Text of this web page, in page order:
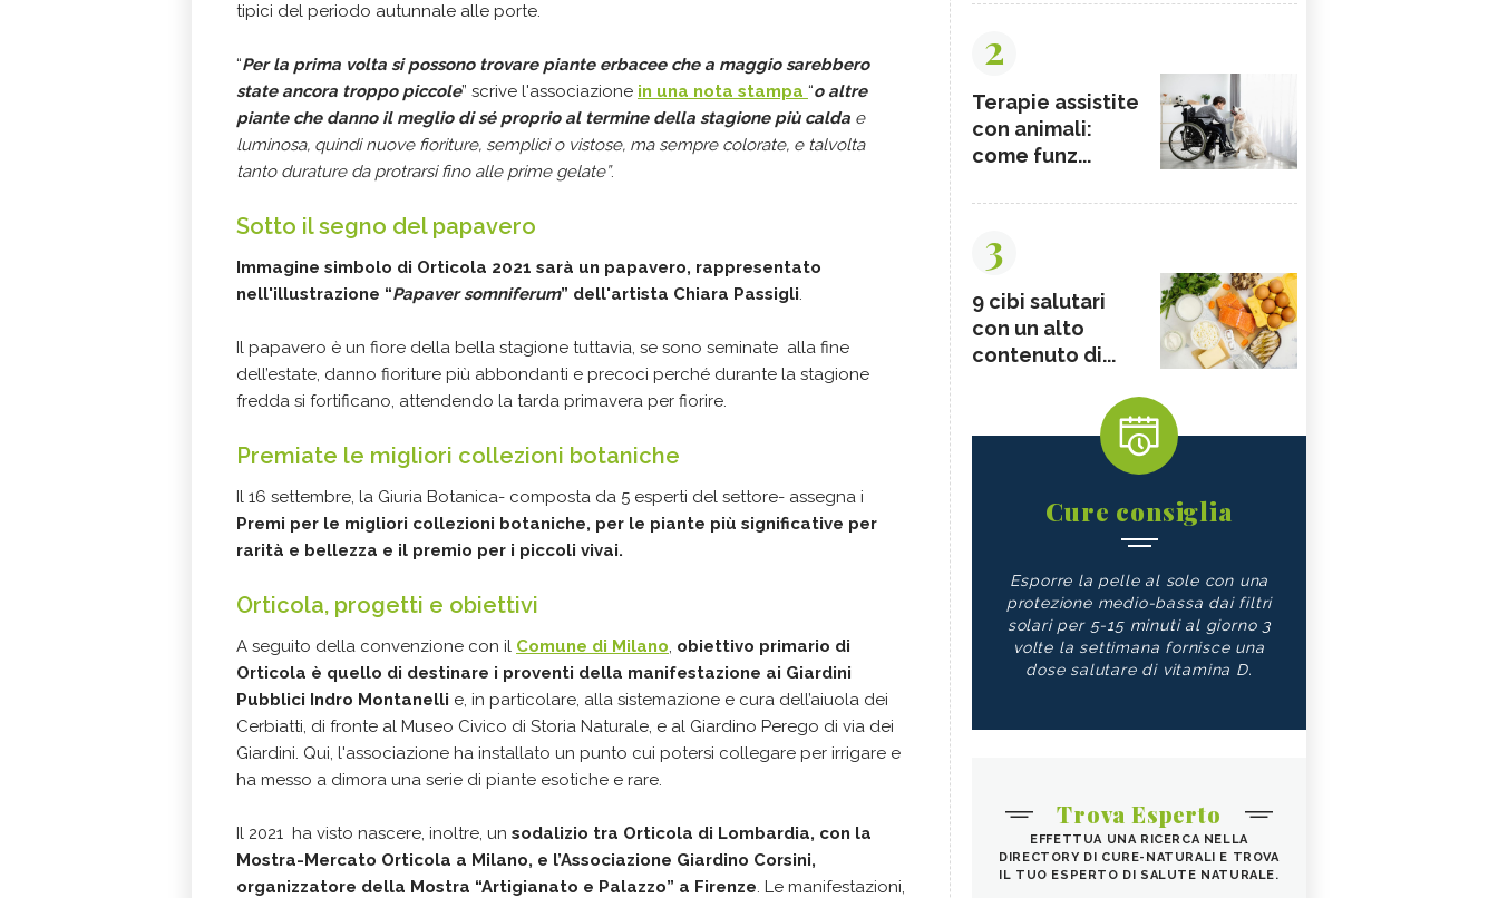
tipici del periodo autunnale alle porte.
“Per la prima volta si possono trovare piante erbacee che a maggio sarebbero
state ancora troppo piccole” scrive l'associazione in una nota stampa “o altre
piante che danno il meglio di sé proprio al termine della stagione più calda e
luminosa, quindi nuove fioriture, semplici o vistose, ma sempre colorate, e talvolta
tanto durature da protrarsi fino alle prime gelate”.
Sotto il segno del papavero
Immagine simbolo di Orticola 2021 sarà un papavero, rappresentato
nell'illustrazione “Papaver somniferum” dell'artista Chiara Passigli.
Il papavero è un fiore della bella stagione tuttavia, se sono seminate alla fine
dell’estate, danno fioriture più abbondanti e precoci perché durante la stagione
fredda si fortificano, attendendo la tarda primavera per fiorire.
Premiate le migliori collezioni botaniche
Il 16 settembre, la Giuria Botanica- composta da 5 esperti del settore- assegna i
Premi per le migliori collezioni botaniche, per le piante più significative per
rarità e bellezza e il premio per i piccoli vivai.
Orticola, progetti e obiettivi
A seguito della convenzione con il Comune di Milano, obiettivo primario di
Orticola è quello di destinare i proventi della manifestazione ai Giardini
Pubblici Indro Montanelli e, in particolare, alla sistemazione e cura dell’aiuola dei
Cerbiatti, di fronte al Museo Civico di Storia Naturale, e al Giardino Perego di via dei
Giardini. Qui, l'associazione ha installato un punto cui potersi collegare per irrigare e
ha messo a dimora una serie di piante esotiche e rare.
Il 2021 ha visto nascere, inoltre, un sodalizio tra Orticola di Lombardia, con la
Mostra-Mercato Orticola a Milano, e l’Associazione Giardino Corsini,
organizzatore della Mostra “Artigianato e Palazzo” a Firenze. Le manifestazioni,
2
Terapie assistite
con animali:
come funz...
3
9 cibi salutari
con un alto
contenuto di...
Cure consiglia
Esporre la pelle al sole con una
protezione medio-bassa dai filtri
solari per 5-15 minuti al giorno 3
volte la settimana fornisce una
dose salutare di vitamina D.
Trova Esperto
EFFETTUA UNA RICERCA NELLA
DIRECTORY DI CURE-NATURALI E TROVA
IL TUO ESPERTO DI SALUTE NATURALE.